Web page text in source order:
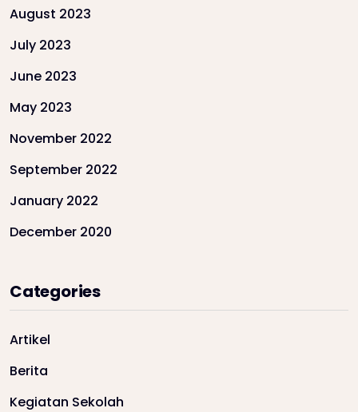
August 2023
July 2023
June 2023
May 2023
November 2022
September 2022
January 2022
December 2020
Categories
Artikel
Berita
Kegiatan Sekolah